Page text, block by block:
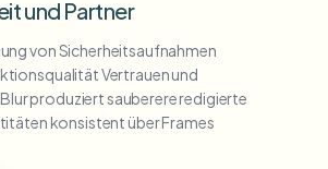
und Partner
von Sicherheitsaufnahmen
Vertrauen und
produziert sauberere redigierte
konsistent über Frames